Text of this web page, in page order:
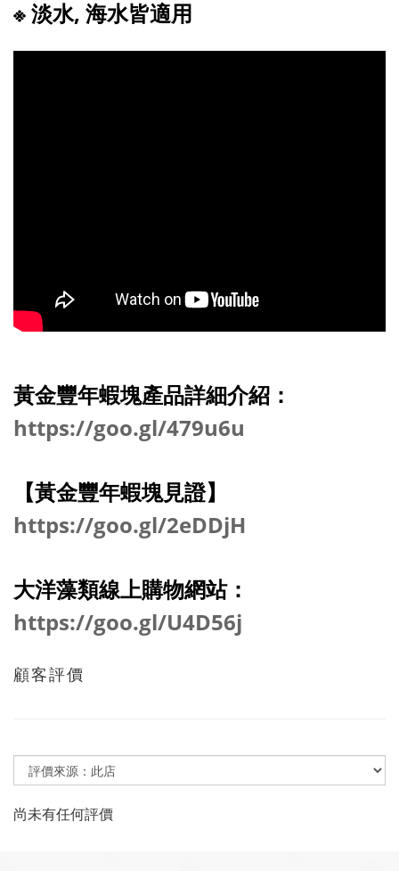
※ 淡水, 海水皆適用
黃金豐年蝦塊產品詳細介紹：
https://goo.gl/479u6u
【黃金豐年蝦塊見證】
https://goo.gl/2eDDjH
大洋藻類線上購物網站：
https://goo.gl/U4D56j
顧客評價
尚未有任何評價